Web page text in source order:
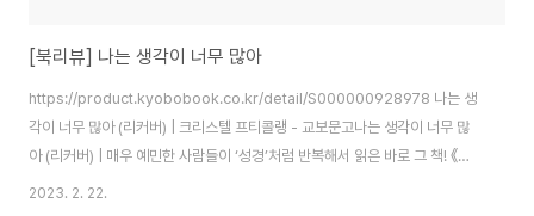
[북리뷰] 나는 생각이 너무 많아
https://product.kyobobook.co.kr/detail/S000000928978 나는 생
각이 너무 많아 (리커버) | 크리스텔 프티콜랭 - 교보문고나는 생각이 너무 많
아 (리커버) | 매우 예민한 사람들이 ‘성경’처럼 반복해서 읽은 바로 그 책! 《나
는 생각이 너무 많아》 20만 부 리커버 개정판 출간 모든 일에 의심 많고 의문
2023. 2. 22.